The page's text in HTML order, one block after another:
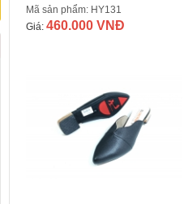
Mã sản phẩm: HY131
Giá: 460.000 VNĐ